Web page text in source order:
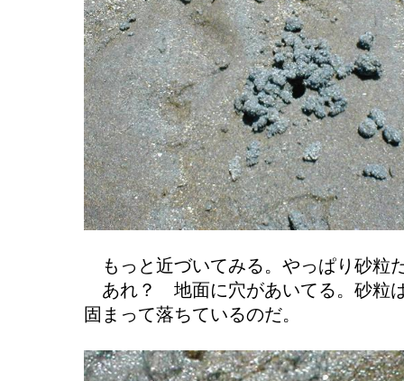
もっと近づいてみる。やっぱり砂粒
あれ？ 地面に穴があいてる。砂粒
固まって落ちているのだ。